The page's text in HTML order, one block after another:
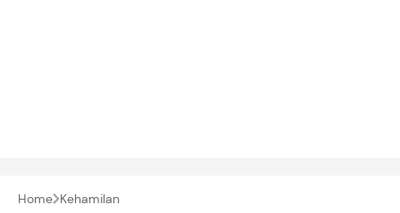
Home Kehamilan